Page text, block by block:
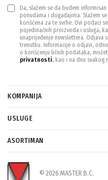
Da, slažem se da budem
ponudama i događajima. Slažem
korišćena za te svrhe. Ovi podaci
pojedinačnih proizvoda i usluga,
unaprijeđenje newslettera. Odjava
trenutku. Informacije o odjavi,
o korišćenju ličnih podataka,
privatnosti, kao i na dnu svakog
KOMPANIJA
USLUGE
ASORTIMAN
© 2026 MASTER B.C.